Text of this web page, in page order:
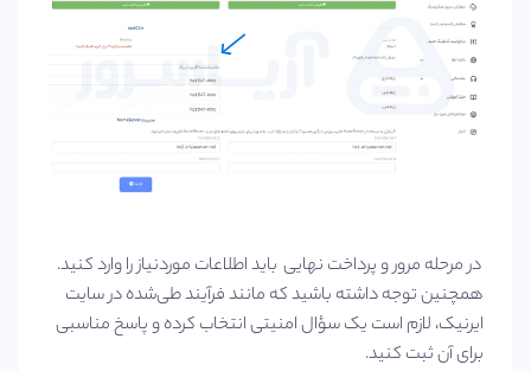
در مرحله مرور و پرداخت نهایی باید اطلاعات موردنیاز را وارد کنید.
همچنین توجه داشته باشید که مانند فرآیند طی‌شده در سایت
ایرنیک، لازم است یک سؤال امنیتی انتخاب کرده و پاسخ مناسبی
برای آن ثبت کنید.